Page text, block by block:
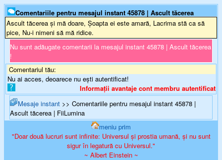
Comentariile pentru mesajul instant 45878 | Ascult tăcerea
Ascult tăcerea și mă doare, Șoapta ei este amară, Lacrima stă ca să
pice, Nu-i nimeni să mă ridice.
Nu sunt adăugate comentarii la mesajul instant 45878 | Ascult tăcerea
!
Comentariul tău:
Nu ai acces, deoarece nu ești autentificat!
Informații avantaje cont membru autentificat
Mesaje instant >> Comentariile pentru mesajul instant 45878 |
Ascult tăcerea | FiiLumina
meniu prim
"Doar două lucruri sunt infinite: Universul și prostia umană, și nu sunt
sigur în legatură cu Universul."
~ Albert Einstein ~